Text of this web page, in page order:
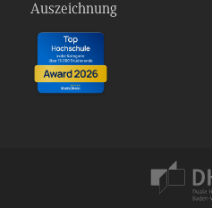
Auszeichnung